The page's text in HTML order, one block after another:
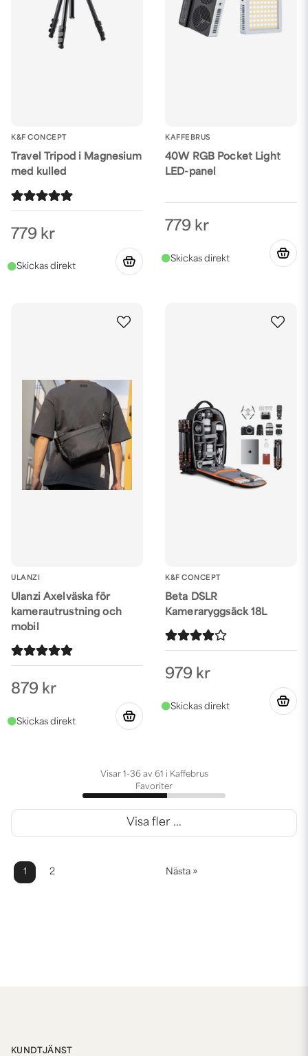
K&F CONCEPT
Travel Tripod i Magnesium
med kulled
779 kr
KAFFEBRUS
40W RGB Pocket Light
LED-panel
779 kr
ULANZI
Ulanzi Axelväska för
kamerautrustning och
mobil
879 kr
K&F CONCEPT
Beta DSLR
Kameraryggsäck 18L
979 kr
Visar 1-36 av 61 i Kaffebrus
Favoriter
Visa fler ...
1 2 Nästa »
KUNDTJÄNST